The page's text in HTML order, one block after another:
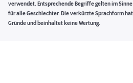
verwendet. Entsprechende Begriffe gelten im
für alle Geschlechter. Die verkürzte Sprachform
Gründe und beinhaltet keine Wertung.